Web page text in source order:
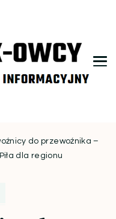
do przewoźnika –
dla regionu